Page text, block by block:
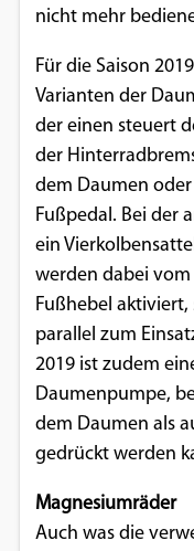
nicht mehr
Für die Saison
Varianten der
der einen steuert
der
dem Daumen
Fußpedal. Bei der
ein
werden dabei
Fußhebel aktiviert,
parallel zum
2019 ist zudem
Daumenpumpe,
dem Daumen als
gedrückt werden
Magnesiumräder
Auch was die